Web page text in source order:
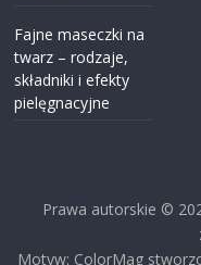
Fajne maseczki na
twarz – rodzaje,
składniki i efekty
pielęgnacyjne
Prawa autorskie ©
Motyw: ColorMag